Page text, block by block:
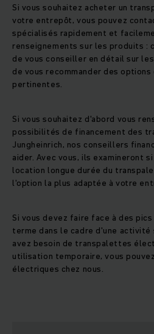
Si vous souhaitez acheter un
votre entrepôt, vous pouvez
spécialisés rapidement et
renseignements sur les produits :
de vous conseiller en détail sur
de vous recommander des
pertinentes.
Si vous souhaitez d'abord vous
possibilités de financement des
Jungheinrich, nos conseillers
aider. Avec vous, ils examineront
location longue durée du
l'option la plus adaptée à votre
Si vous devez faire face à des
terme dans le cadre d'une activité
avez besoin de transpalettes
utilisation temporaire, vous
électriques chez nous.